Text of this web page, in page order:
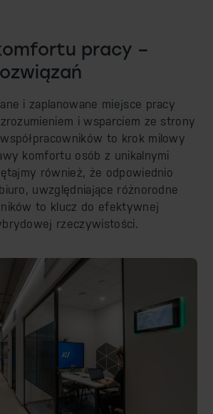
pracy –
i zaplanowane miejsce pracy
i wsparciem ze strony
to krok milowy
komfortu osób z unikalnymi
również, że odpowiednio
uwzględniające różnorodne
to klucz do efektywnej
rzeczywistości.